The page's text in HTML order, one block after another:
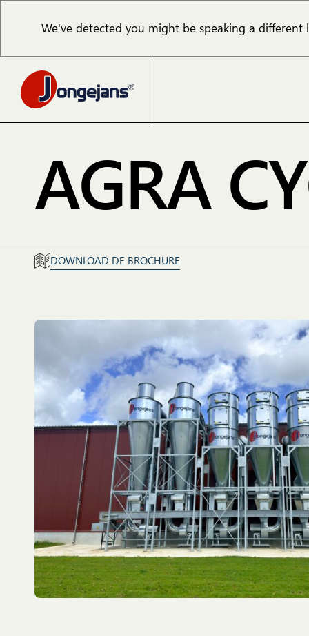
We've detected you might be speaking a
AGRA
DOWNLOAD DE BROCHURE